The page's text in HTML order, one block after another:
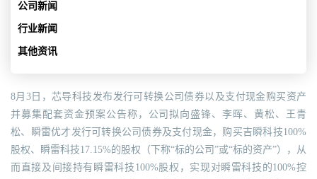
公司新闻
行业新闻
其他资讯
8月3日，芯导科技发布发行可转换公司债券以及支付现金购买资产
并募集配套资金预案公告称，公司拟向盛锋、李晖、黄松、王青
松、瞬雷优才发行可转换公司债券及支付现金，购买吉瞬科技100%
股权、瞬雷科技17.15%的股权（下称“标的公司”或“标的资产”），从
而直接及间接持有瞬雷科技100%股权，实现对瞬雷科技的100%控